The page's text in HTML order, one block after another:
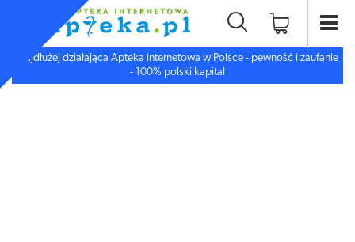
Najdłużej działająca Apteka internetowa w Polsce - pewność i zaufanie
- 100% polski kapitał